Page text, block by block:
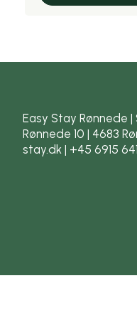
Easy Stay Rønnede
Rønnede 10 | 4683
stay.dk | +45 6915